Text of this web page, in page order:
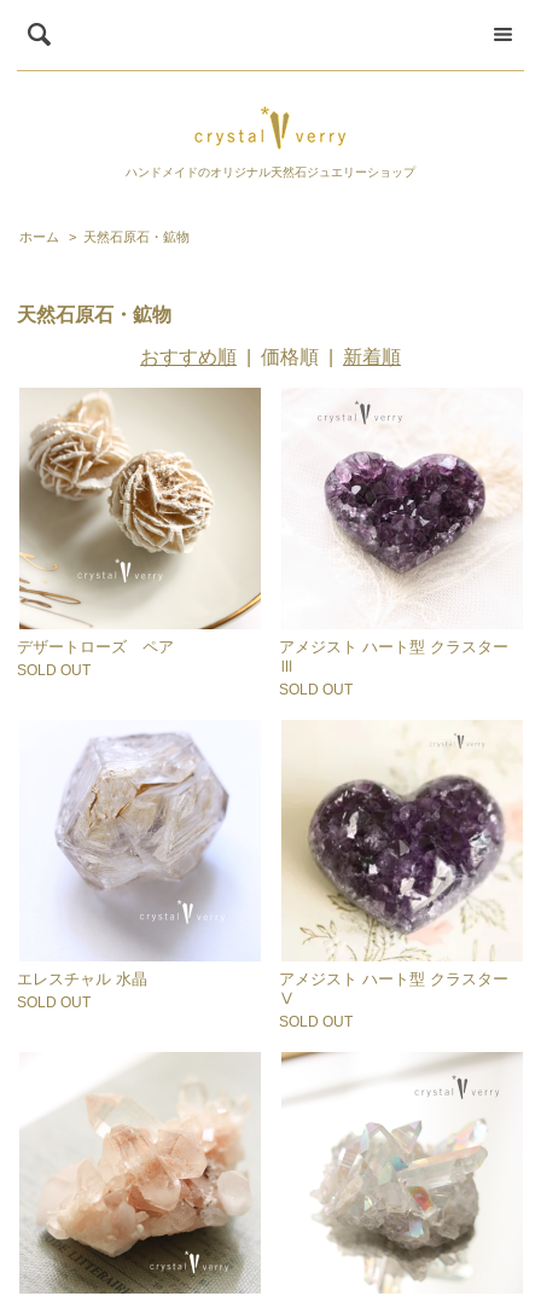
ハンドメイドのオリジナル天然石ジュエリーショップ
ホーム > 天然石原石・鉱物
天然石原石・鉱物
おすすめ順 価格順 新着順
デザートローズ ペア
SOLD OUT
アメジスト ハート型 クラスター
Ⅲ
SOLD OUT
エレスチャル 水晶
SOLD OUT
アメジスト ハート型 クラスター
Ⅴ
SOLD OUT